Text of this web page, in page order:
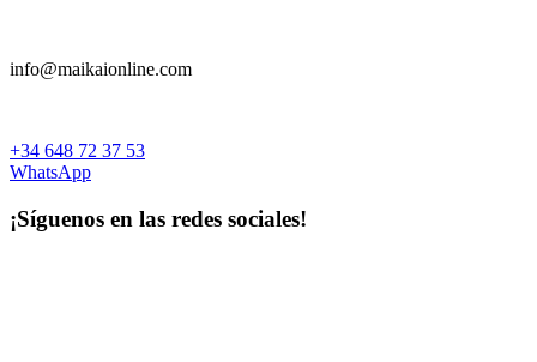
info@maikaionline.com
+34 648 72 37 53
WhatsApp
¡Síguenos en las redes sociales!